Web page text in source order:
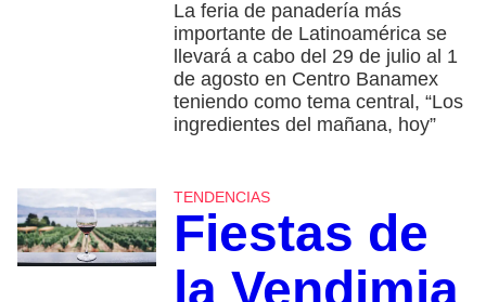
La feria de panadería más
importante de Latinoamérica se
llevará a cabo del 29 de julio al 1
de agosto en Centro Banamex
teniendo como tema central, “Los
ingredientes del mañana, hoy”
TENDENCIAS
Fiestas de
la Vendimia